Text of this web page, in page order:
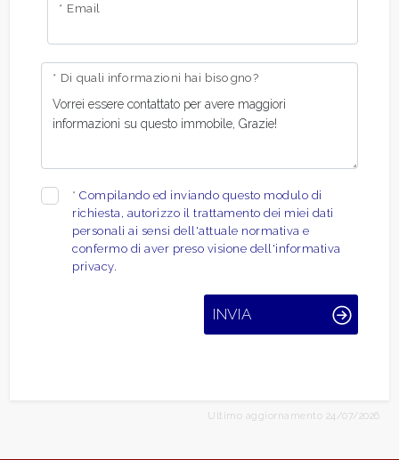
* Email
* Di quali informazioni hai bisogno?
*Compilando ed inviando questo modulo di
richiesta, autorizzo il trattamento dei miei dati
personali ai sensi dell'attuale normativa e
confermo di aver preso visione dell'informativa
privacy.
INVIA
Ultimo aggiornamento 24/07/2026